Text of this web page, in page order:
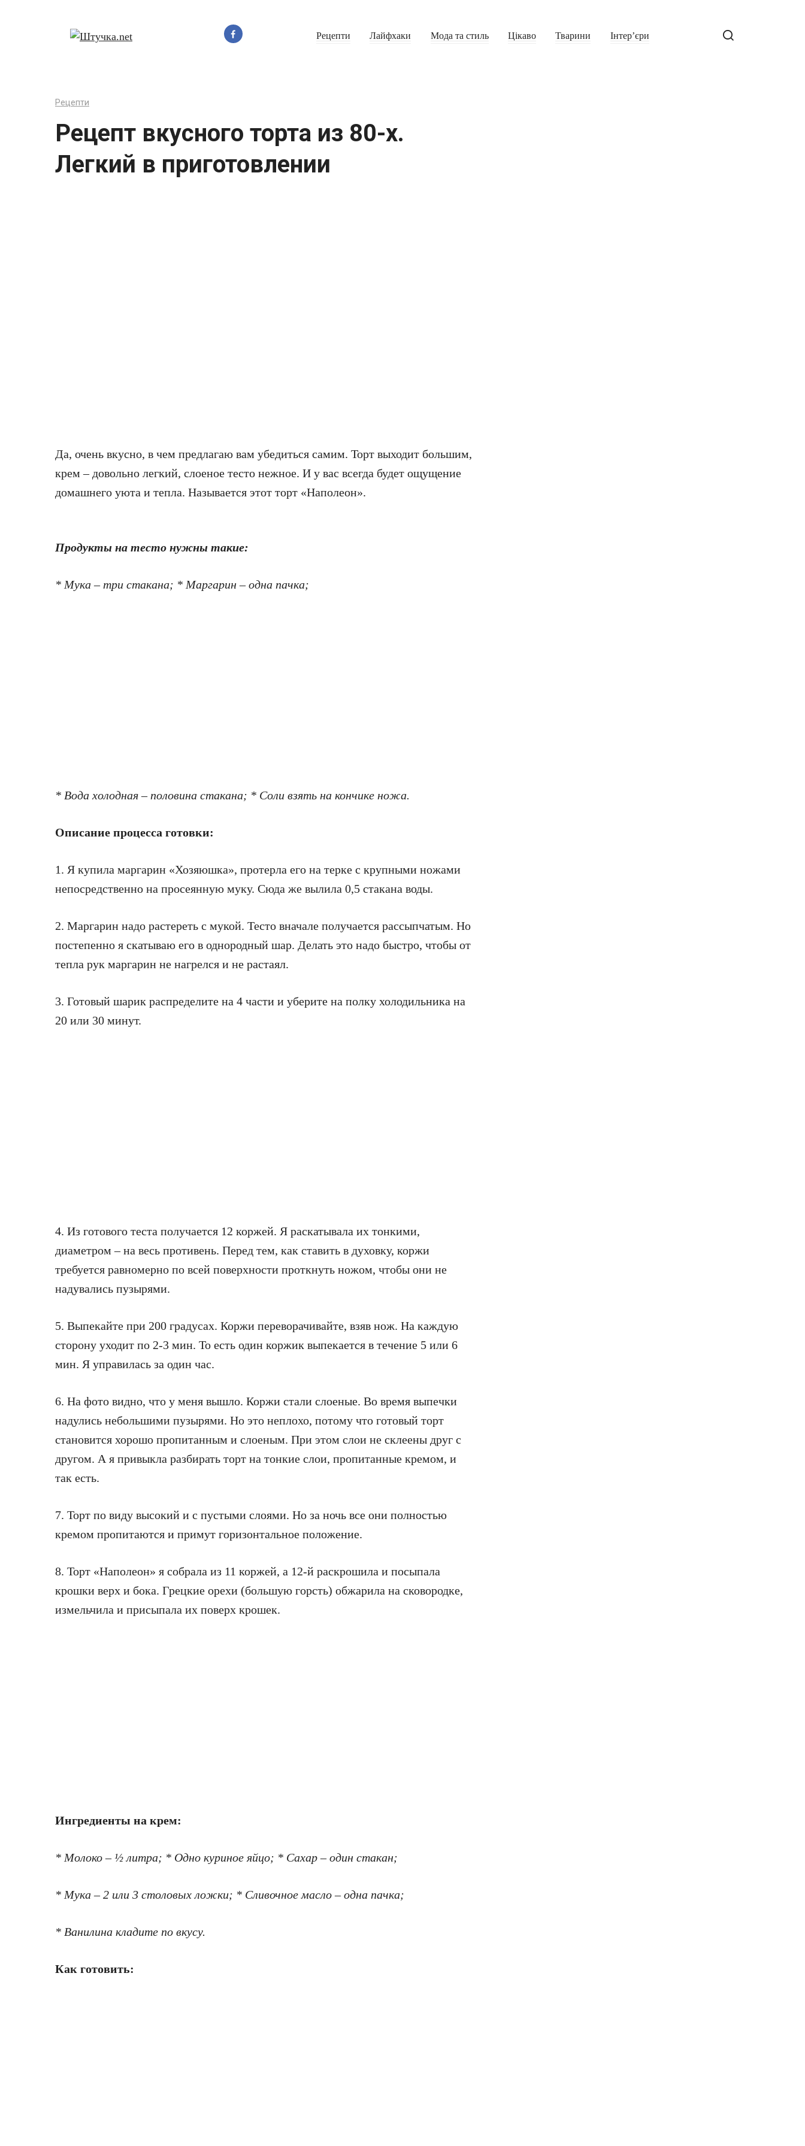
Рецепти Лайфхаки Мода та стиль Цікаво Тварини Інтер’єри
Рецепти
Рецепт вкусного торта из 80-х.
Легкий в приготовлении
Да, очень вкусно, в чем предлагаю вам убедиться самим. Торт выходит большим,
крем – довольно легкий, слоеное тесто нежное. И у вас всегда будет ощущение
домашнего уюта и тепла. Называется этот торт «Наполеон».
Продукты на тесто нужны такие:
* Мука – три стакана; * Маргарин – одна пачка;
* Вода холодная – половина стакана; * Соли взять на кончике ножа.
Описание процесса готовки:
1. Я купила маргарин «Хозяюшка», протерла его на терке с крупными ножами
непосредственно на просеянную муку. Сюда же вылила 0,5 стакана воды.
2. Маргарин надо растереть с мукой. Тесто вначале получается рассыпчатым. Но
постепенно я скатываю его в однородный шар. Делать это надо быстро, чтобы от
тепла рук маргарин не нагрелся и не растаял.
3. Готовый шарик распределите на 4 части и уберите на полку холодильника на
20 или 30 минут.
4. Из готового теста получается 12 коржей. Я раскатывала их тонкими,
диаметром – на весь противень. Перед тем, как ставить в духовку, коржи
требуется равномерно по всей поверхности проткнуть ножом, чтобы они не
надувались пузырями.
5. Выпекайте при 200 градусах. Коржи переворачивайте, взяв нож. На каждую
сторону уходит по 2-3 мин. То есть один коржик выпекается в течение 5 или 6
мин. Я управилась за один час.
6. На фото видно, что у меня вышло. Коржи стали слоеные. Во время выпечки
надулись небольшими пузырями. Но это неплохо, потому что готовый торт
становится хорошо пропитанным и слоеным. При этом слои не склеены друг с
другом. А я привыкла разбирать торт на тонкие слои, пропитанные кремом, и
так есть.
7. Торт по виду высокий и с пустыми слоями. Но за ночь все они полностью
кремом пропитаются и примут горизонтальное положение.
8. Торт «Наполеон» я собрала из 11 коржей, а 12-й раскрошила и посыпала
крошки верх и бока. Грецкие орехи (большую горсть) обжарила на сковородке,
измельчила и присыпала их поверх крошек.
Ингредиенты на крем:
* Молоко – ½ литра; * Одно куриное яйцо; * Сахар – один стакан;
* Мука – 2 или 3 столовых ложки; * Сливочное масло – одна пачка;
* Ванилина кладите по вкусу.
Как готовить: